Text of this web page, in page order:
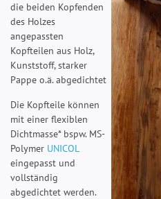
die beiden Kopfenden
des Holzes
angepassten
Kopfteilen aus Holz,
Kunststoff, starker
Pappe o.ä. abgedichtet
Die Kopfteile können
mit einer flexiblen
Dichtmasse* bspw. MS-
Polymer UNICOL
eingepasst und
vollständig
abgedichtet werden.